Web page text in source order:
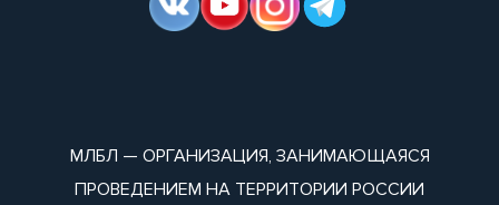
МЛБЛ — ОРГАНИЗАЦИЯ, ЗАНИМАЮЩАЯСЯ
ПРОВЕДЕНИЕМ НА ТЕРРИТОРИИ РОССИИ